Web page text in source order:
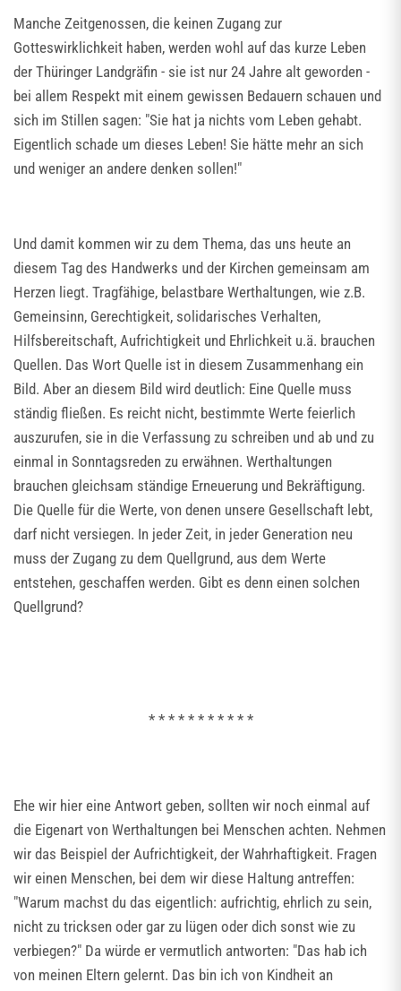
Manche Zeitgenossen, die keinen Zugang zur
Gotteswirklichkeit haben, werden wohl auf das kurze Leben
der Thüringer Landgräfin - sie ist nur 24 Jahre alt geworden -
bei allem Respekt mit einem gewissen Bedauern schauen und
sich im Stillen sagen: "Sie hat ja nichts vom Leben gehabt.
Eigentlich schade um dieses Leben! Sie hätte mehr an sich
und weniger an andere denken sollen!"
Und damit kommen wir zu dem Thema, das uns heute an
diesem Tag des Handwerks und der Kirchen gemeinsam am
Herzen liegt. Tragfähige, belastbare Werthaltungen, wie z.B.
Gemeinsinn, Gerechtigkeit, solidarisches Verhalten,
Hilfsbereitschaft, Aufrichtigkeit und Ehrlichkeit u.ä. brauchen
Quellen. Das Wort Quelle ist in diesem Zusammenhang ein
Bild. Aber an diesem Bild wird deutlich: Eine Quelle muss
ständig fließen. Es reicht nicht, bestimmte Werte feierlich
auszurufen, sie in die Verfassung zu schreiben und ab und zu
einmal in Sonntagsreden zu erwähnen. Werthaltungen
brauchen gleichsam ständige Erneuerung und Bekräftigung.
Die Quelle für die Werte, von denen unsere Gesellschaft lebt,
darf nicht versiegen. In jeder Zeit, in jeder Generation neu
muss der Zugang zu dem Quellgrund, aus dem Werte
entstehen, geschaffen werden. Gibt es denn einen solchen
Quellgrund?
* * * * * * * * * * *
Ehe wir hier eine Antwort geben, sollten wir noch einmal auf
die Eigenart von Werthaltungen bei Menschen achten. Nehmen
wir das Beispiel der Aufrichtigkeit, der Wahrhaftigkeit. Fragen
wir einen Menschen, bei dem wir diese Haltung antreffen:
"Warum machst du das eigentlich: aufrichtig, ehrlich zu sein,
nicht zu tricksen oder gar zu lügen oder dich sonst wie zu
verbiegen?" Da würde er vermutlich antworten: "Das hab ich
von meinen Eltern gelernt. Das bin ich von Kindheit an